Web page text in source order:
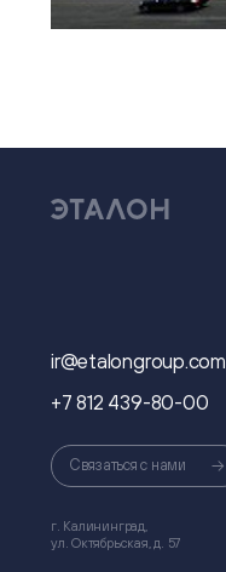
ir@etalongroup.com
+7 812 439-80-00
Связаться с нами
г. Калининград,
ул. Октябрьская, д. 57